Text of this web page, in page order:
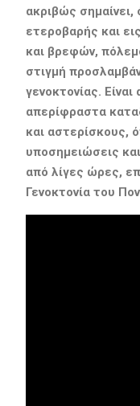
ακριβώς
ετεροβαρής και
και βρεφών,
στιγμή
γενοκτονίας.
απερίφραστα
και αστερίσκους,
υποσημειώσεις
από λίγες ώρες,
Γενοκτονία του